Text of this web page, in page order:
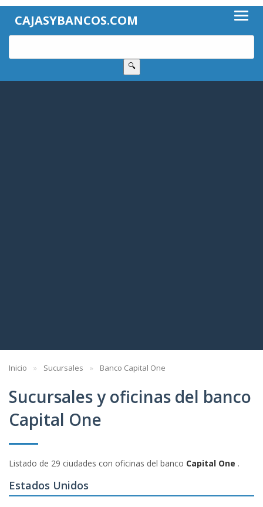
CAJASYBANCOS.COM
🔍
Inicio Sucursales Banco Capital One
Sucursales y oficinas del banco
Capital One
Listado de 29 ciudades con oficinas del banco Capital One .
Estados Unidos